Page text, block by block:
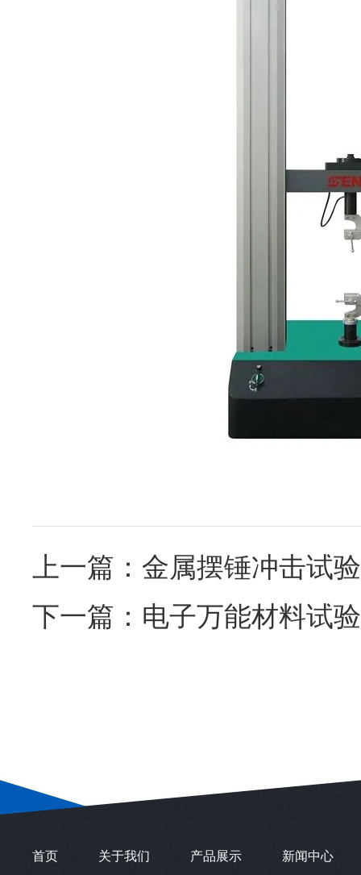
上一篇： 金属摆锤冲击试
下一篇： 电子万能材料试
首页 关于我们 产品展示 新闻中心